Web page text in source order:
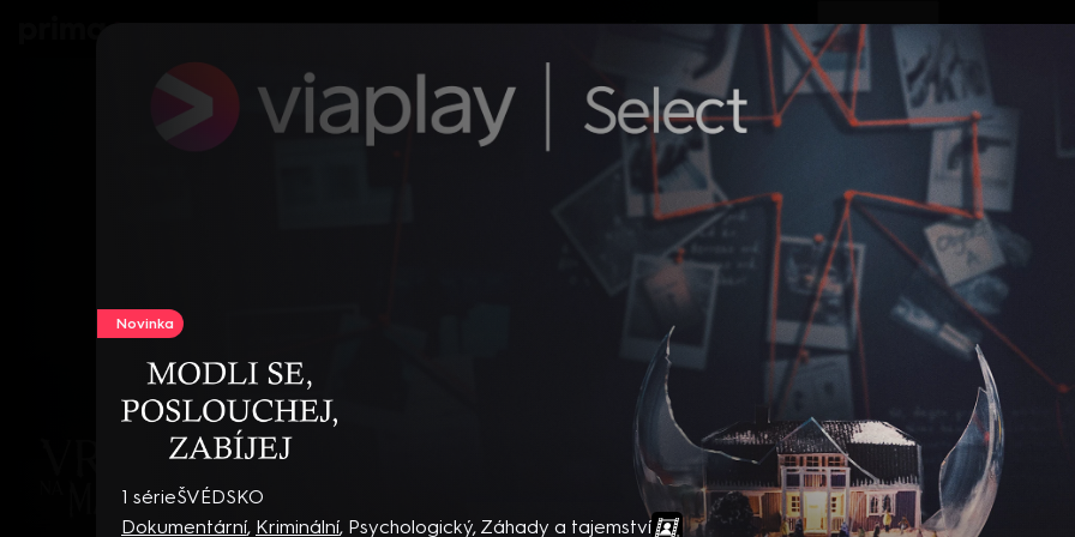
Zprávy Novinky Živě TV program Operátoři
Novinka
Modli se, poslouchej, zabíjej
1 sérieŠVÉDSKO
Dokumentární, Kriminální, Psychologický, Záhady a tajemství